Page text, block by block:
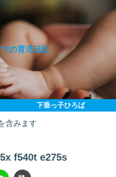
の育児日記
下垂っ子ひろば
含みます
f540t e275s